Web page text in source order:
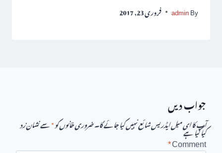
By
admin فروری 23, 2017
جواب دیں
آپ کا ای میل ایڈریس شائع نہیں کیا جائے گا۔ضروری خانوں کو*سے نشان زد کیا گیا ہے
Comment
*